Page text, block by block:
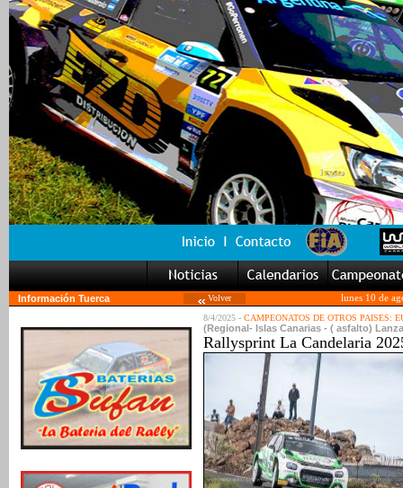
Información Tuerca Volver
lunes 10 de
8/4/2025 - CAMPEONATOS DE OTROS PAISES:
(Regional- Islas Canarias - ( asfalto)
Rallysprint La Candelaria